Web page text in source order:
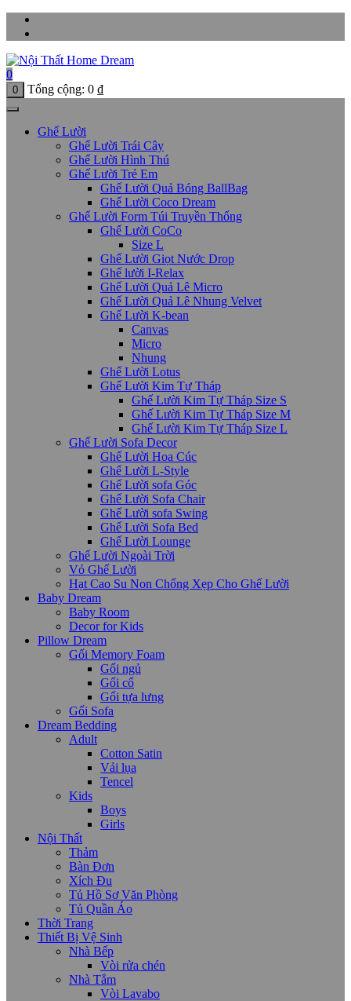
0
0 Tổng cộng: 0 ₫
Ghế Lười
Ghế Lười Trái Cây
Ghế Lười Hình Thú
Ghế Lười Trẻ Em
Ghế Lười Quả Bóng BallBag
Ghế Lười Coco Dream
Ghế Lười Form Túi Truyền Thống
Ghế Lười CoCo
Size L
Ghế Lười Giọt Nước Drop
Ghế lười I-Relax
Ghế Lười Quả Lê Micro
Ghế Lười Quả Lê Nhung Velvet
Ghế Lười K-bean
Canvas
Micro
Nhung
Ghế Lười Lotus
Ghế Lười Kim Tự Tháp
Ghế Lười Kim Tự Tháp Size S
Ghế Lười Kim Tự Tháp Size M
Ghế Lười Kim Tự Tháp Size L
Ghế Lười Sofa Decor
Ghế Lười Hoa Cúc
Ghế Lười L-Style
Ghế Lười sofa Góc
Ghế Lười Sofa Chair
Ghế Lười sofa Swing
Ghế Lười Sofa Bed
Ghế Lười Lounge
Ghế Lười Ngoài Trời
Vỏ Ghế Lười
Hạt Cao Su Non Chống Xẹp Cho Ghế Lười
Baby Dream
Baby Room
Decor for Kids
Pillow Dream
Gối Memory Foam
Gối ngủ
Gối cổ
Gối tựa lưng
Gối Sofa
Dream Bedding
Adult
Cotton Satin
Vải lụa
Tencel
Kids
Boys
Girls
Nội Thất
Thảm
Bàn Đơn
Xích Đu
Tủ Hồ Sơ Văn Phòng
Tủ Quần Áo
Thời Trang
Thiết Bị Vệ Sinh
Nhà Bếp
Vòi rửa chén
Nhà Tắm
Vòi Lavabo